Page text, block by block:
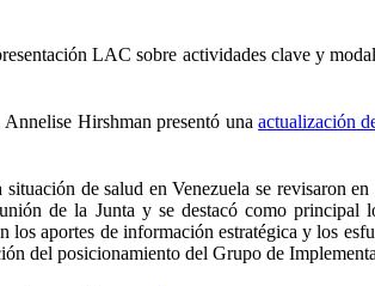
LAC sobre actividades clave y
Hirshman presentó unaactualización
de salud en Venezuela se revisaron
de la Junta y se destacó como
los aportes de información estratégica y los
del posicionamiento del Grupo de